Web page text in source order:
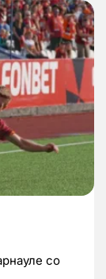
со